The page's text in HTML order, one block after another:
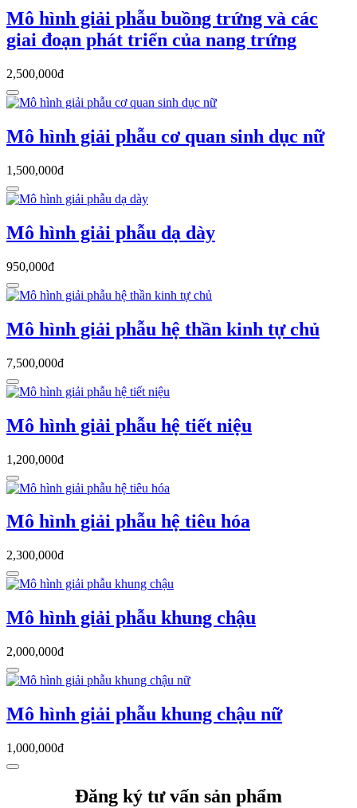
Mô hình giải phẫu buồng trứng và các
giai đoạn phát triển của nang trứng
2,500,000đ
Mô hình giải phẫu cơ quan sinh dục nữ
1,500,000đ
Mô hình giải phẫu dạ dày
950,000đ
Mô hình giải phẫu hệ thần kinh tự chủ
7,500,000đ
Mô hình giải phẫu hệ tiết niệu
1,200,000đ
Mô hình giải phẫu hệ tiêu hóa
2,300,000đ
Mô hình giải phẫu khung chậu
2,000,000đ
Mô hình giải phẫu khung chậu nữ
1,000,000đ
Đăng ký tư vấn sản phẩm